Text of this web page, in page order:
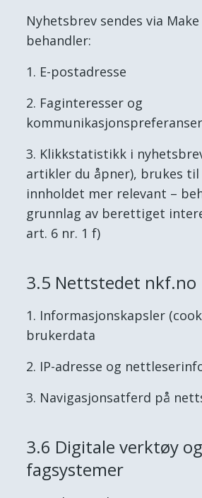
Nyhetsbrev sendes via Make
behandler:
E-postadresse
Faginteresser og
kommunikasjonspreferanser
Klikkstatistikk i
artikler du åpner), brukes til
innholdet mer relevant –
grunnlag av berettiget
art. 6 nr. 1 f)
3.5 Nettstedet nkf.no
Informasjonskapsler
brukerdata
IP-adresse og
Navigasjonsatferd på
3.6 Digitale verktøy og
fagsystemer